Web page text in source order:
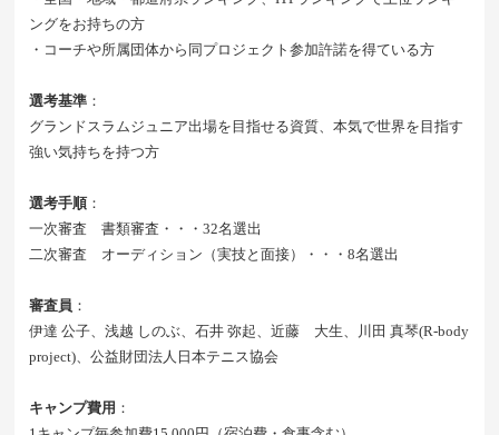
ングをお持ちの方
・コーチや所属団体から同プロジェクト参加許諾を得ている方
選考基準 ：
グランドスラムジュニア出場を目指せる資質、本気で世界を目指す
強い気持ちを持つ方
選考手順：
一次審査 書類審査・・・32名選出
二次審査 オーディション（実技と面接）・・・8名選出
審査員 ：
伊達 公子、浅越 しのぶ、石井 弥起、近藤 大生、川田 真琴(R-body
project)、公益財団法人日本テニス協会
キャンプ費用 ：